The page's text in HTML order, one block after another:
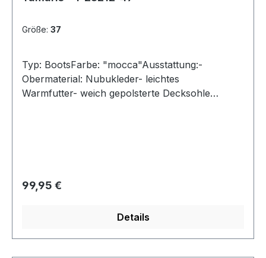
Größe: 37
Typ: BootsFarbe: "mocca"Ausstattung:-
Obermaterial: Nubukleder- leichtes
Warmfutter- weich gepolsterte Decksohle
Regulärer Preis:
99,95 €
Details